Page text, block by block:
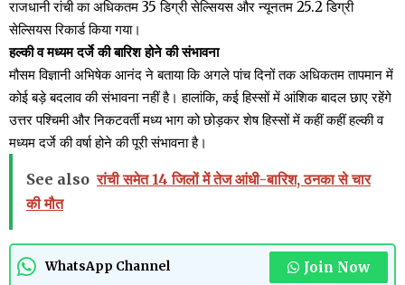
राजधानी रांची का अधिकतम 35 डिग्री सेल्सियस और न्यूनतम 25.2 डिग्री
सेल्सियस रिकार्ड किया गया।
हल्की व मध्यम दर्जे की बारिश होने की संभावना
मौसम विज्ञानी अभिषेक आनंद ने बताया कि अगले पांच दिनों तक अधिकतम तापमान में
कोई बड़े बदलाव की संभावना नहीं है। हालांकि, कई हिस्सों में आंशिक बादल छाए रहेंगे
उत्तर पश्चिमी और निकटवर्ती मध्य भाग को छोड़कर शेष हिस्सों में कहीं कहीं हल्की व
मध्यम दर्जे की वर्षा होने की पूरी संभावना है।
See also रांची समेत 14 जिलों में तेज आंधी-बारिश, ठनका से चार
की मौत
WhatsApp Channel Join Now